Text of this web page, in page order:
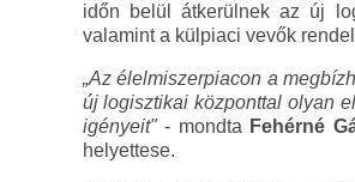
időn belül átkerülnek az új
valamint a külpiaci vevők
„Az élelmiszerpiacon a
új logisztikai központtal olyan
igényeit"- mondta Fehérné
helyettese.